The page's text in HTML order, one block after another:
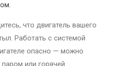
что двигатель вашего
Работать с системой
опасно — можно